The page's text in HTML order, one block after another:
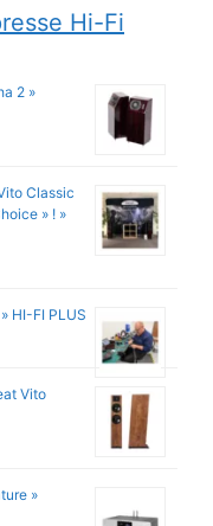
Hi-Fi
2 »
Classic
» ! »
HI-FI PLUS
Vito
»